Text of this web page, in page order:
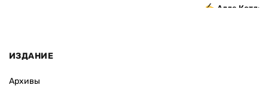
Алла Котляр
ИЗДАНИЕ
Архивы